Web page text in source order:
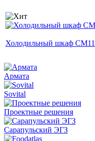
Холодильный шкаф
Армата
Sovital
Проектные решения
Сарапульский ЭГЗ